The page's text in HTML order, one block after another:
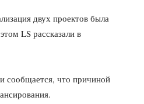
двух проектов была
LS рассказали в
сообщается, что причиной